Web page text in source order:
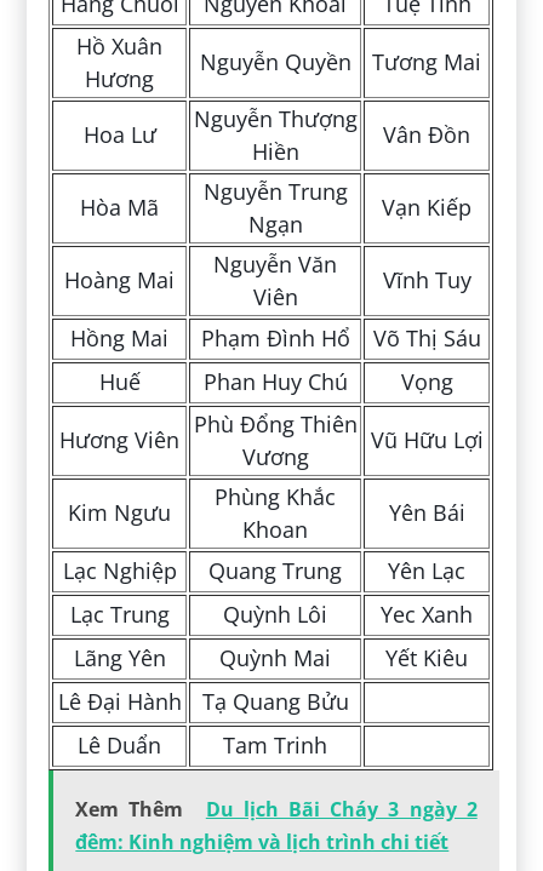
Hồ Xuân
Hương
Nguyễn Quyền Tương Mai
Hoa Lư
Nguyễn Thượng
Hiền
Vân Đồn
Hòa Mã
Nguyễn Trung
Ngạn
Vạn Kiếp
Hoàng Mai
Nguyễn Văn
Viên
Vĩnh Tuy
Hồng Mai
Phạm Đình Hổ
Võ Thị Sáu
Huế
Phan Huy Chú
Vọng
Hương Viên
Phù Đổng Thiên
Vương
Vũ Hữu Lợi
Kim Ngưu
Phùng Khắc
Khoan
Yên Bái
Lạc Nghiệp
Quang Trung
Yên Lạc
Lạc Trung
Quỳnh Lôi
Yec Xanh
Lãng Yên
Quỳnh Mai
Yết Kiêu
Lê Đại Hành
Tạ Quang Bửu
Lê Duẩn
Tam Trinh
Xem Thêm
Du lịch Bãi Cháy 3 ngày 2
đêm: Kinh nghiệm và lịch trình chi tiết